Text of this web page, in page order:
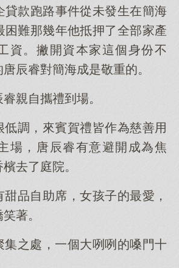
貸款跑路事件從未發生在簡海
困難那幾年他抵押了全部家產
資。撇開資本家這個身份不
辰睿對簡海成是敬重的。
親自攜禮到場。
低調，來賓賀禮皆作為慈善用
場，唐辰睿有意避開成為焦
去了庭院。
甜品自助席，女孩子的最愛，
著。
集之處，一個大咧咧的嗓門十